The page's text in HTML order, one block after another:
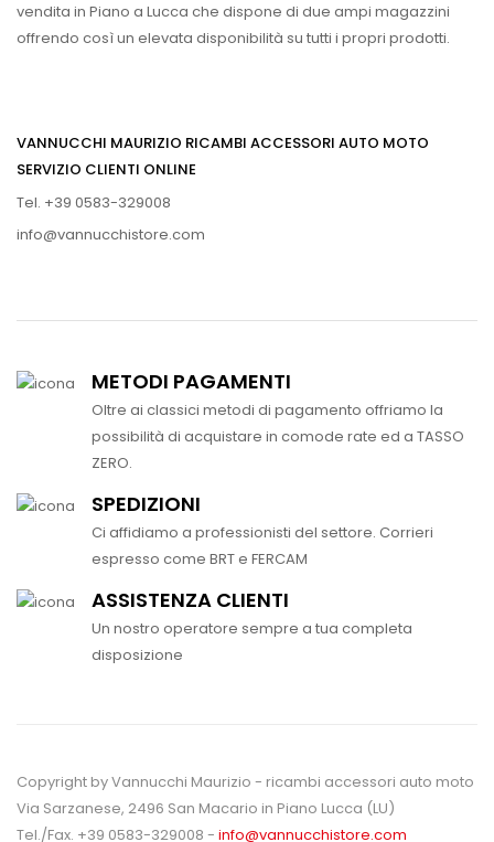
vendita in Piano a Lucca che dispone di due ampi magazzini
offrendo così un elevata disponibilità su tutti i propri prodotti.
VANNUCCHI MAURIZIO RICAMBI ACCESSORI AUTO MOTO
SERVIZIO CLIENTI ONLINE
Tel. +39 0583-329008
info@vannucchistore.com
METODI PAGAMENTI
Oltre ai classici metodi di pagamento offriamo la
possibilità di acquistare in comode rate ed a TASSO
ZERO.
SPEDIZIONI
Ci affidiamo a professionisti del settore. Corrieri
espresso come BRT e FERCAM
ASSISTENZA CLIENTI
Un nostro operatore sempre a tua completa
disposizione
Copyright by Vannucchi Maurizio - ricambi accessori auto moto
Via Sarzanese, 2496 San Macario in Piano Lucca (LU)
Tel./Fax. +39 0583-329008 - info@vannucchistore.com